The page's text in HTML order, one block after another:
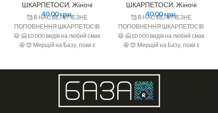
ШКАРПЕТОСИ, Жіночі
40,00грн.
🥰 В НАС ВЕЛИЧЕЗНЕ
ПОПОВНЕННЯ ШКАРПЕТОСІВ
😃 🤗10 000 видів на любий смак
🤩 😍 Мерщій на Базу, поки є
ШКАРПЕТОСИ, Жіночі
40,00грн.
🥰 В НАС ВЕЛИЧЕЗНЕ
ПОПОВНЕННЯ ШКАРПЕТОСІВ
😃 🤗10 000 видів на любий смак
🤩 😍 Мерщій на Базу, поки є